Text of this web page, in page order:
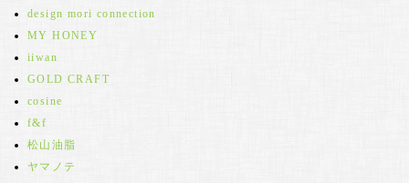
design mori connection
MY HONEY
iiwan
GOLD CRAFT
cosine
f&f
松山油脂
ヤマノテ